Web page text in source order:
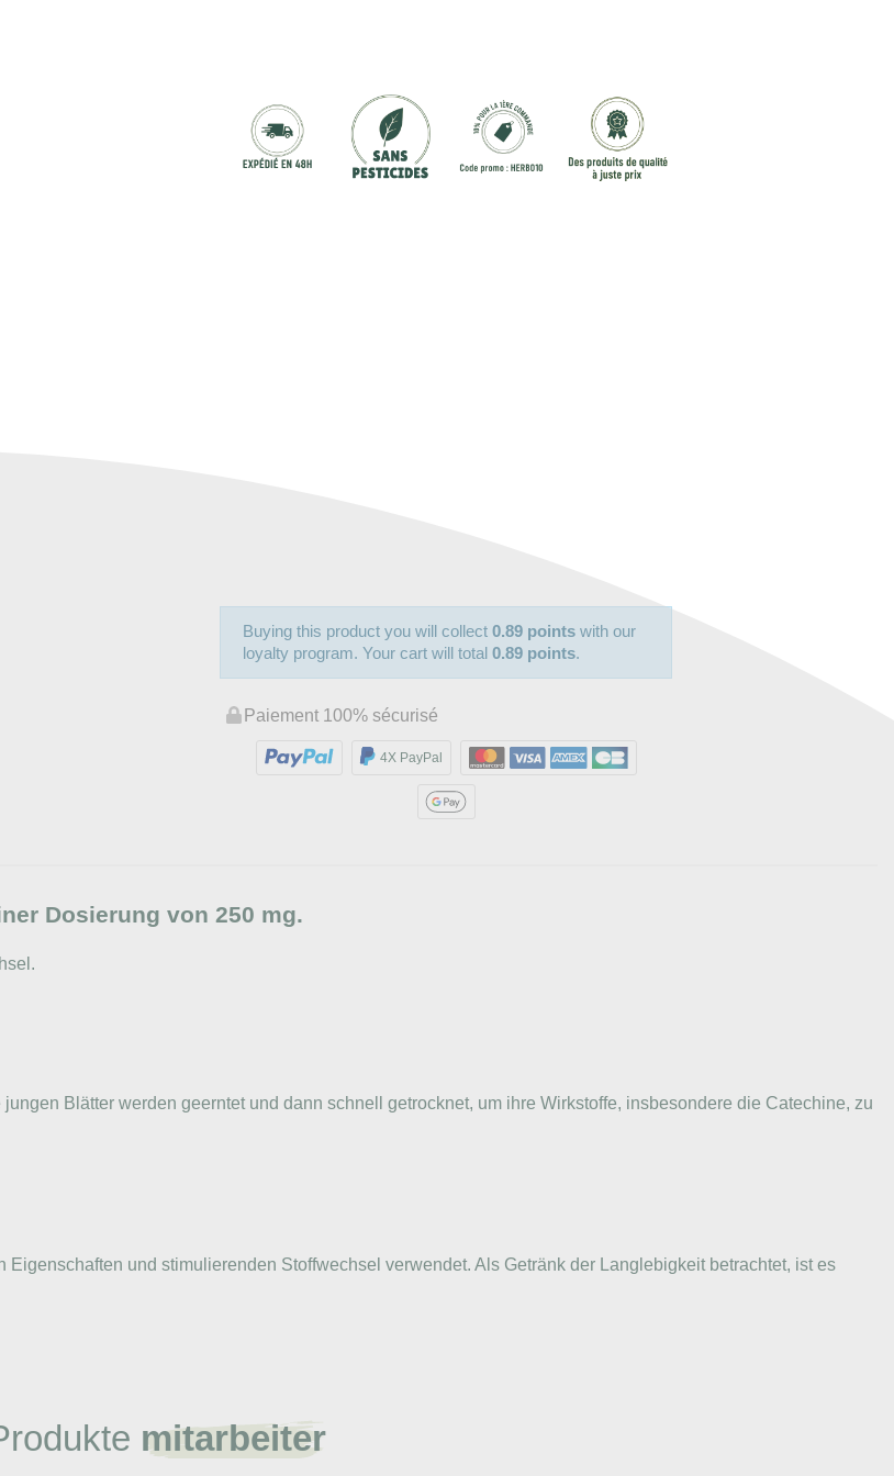
Buying this product you will collect0.89 points with our
loyalty program. Your cart will total0.89 points.
Paiement 100% sécurisé
4X PayPal
Dosierung von 250 mg.
Blätter werden geerntet und dann schnell getrocknet, um ihre Wirkstoffe, insbesondere die Catechine, zu
und stimulierenden Stoffwechsel verwendet. Als Getränk der Langlebigkeit betrachtet, ist es
mitarbeiter